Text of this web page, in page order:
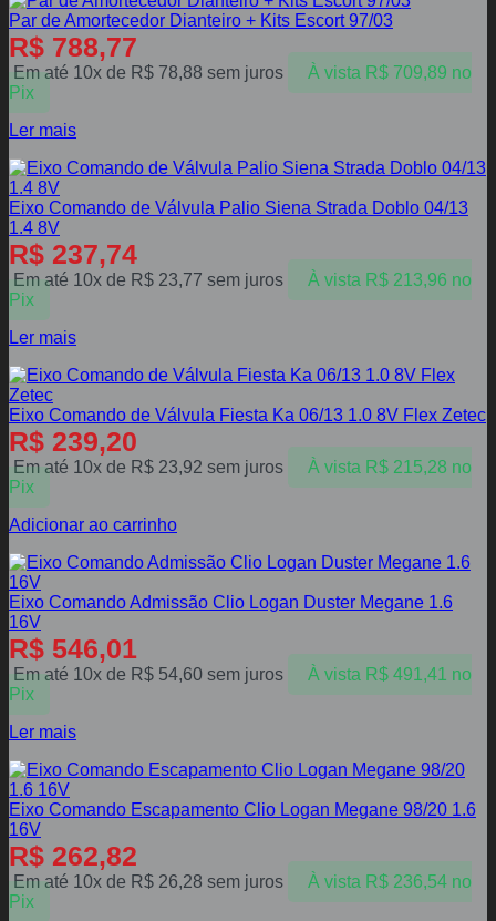
Par de Amortecedor Dianteiro + Kits Escort 97/03
R$ 788,77
Em até 10x de R$ 78,88 sem juros À vista R$709,89 no
Pix
Ler mais
Eixo Comando de Válvula Palio Siena Strada Doblo 04/13
1.4 8V
R$ 237,74
Em até 10x de R$ 23,77 sem juros À vista R$213,96 no
Pix
Ler mais
Eixo Comando de Válvula Fiesta Ka 06/13 1.0 8V Flex Zetec
R$ 239,20
Em até 10x de R$ 23,92 sem juros À vista R$215,28 no
Pix
Adicionar ao carrinho
Eixo Comando Admissão Clio Logan Duster Megane 1.6
16V
R$ 546,01
Em até 10x de R$ 54,60 sem juros À vista R$491,41 no
Pix
Ler mais
Eixo Comando Escapamento Clio Logan Megane 98/20 1.6
16V
R$ 262,82
Em até 10x de R$ 26,28 sem juros À vista R$236,54 no
Pix